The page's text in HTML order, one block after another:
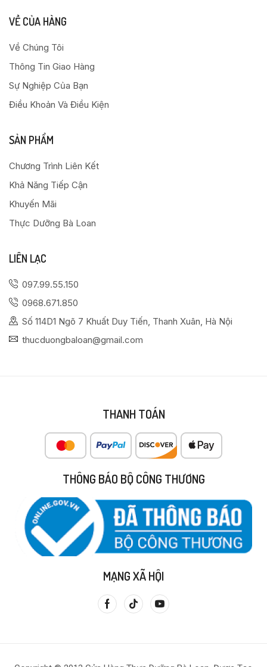
VỀ CỦA HÀNG
Về Chúng Tôi
Thông Tin Giao Hàng
Sự Nghiệp Của Bạn
Điều Khoản Và Điều Kiện
SẢN PHẨM
Chương Trình Liên Kết
Khả Năng Tiếp Cận
Khuyến Mãi
Thực Dưỡng Bà Loan
LIÊN LẠC
097.99.55.150
0968.671.850
Số 114D1 Ngõ 7 Khuất Duy Tiến, Thanh Xuân, Hà Nội
thucduongbaloan@gmail.com
THANH TOÁN
THÔNG BÁO BỘ CÔNG THƯƠNG
MẠNG XÃ HỘI